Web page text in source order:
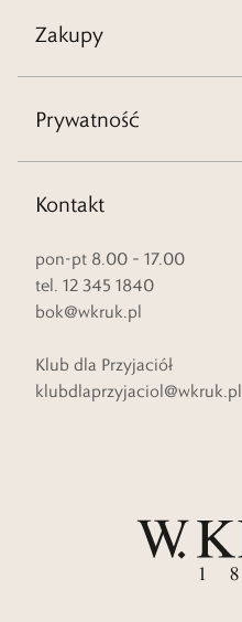
Zakupy
Prywatność
Kontakt
pon-pt 8.00 – 17.00
tel. 12 345 1840
bok@wkruk.pl
Klub dla Przyjaciół
klubdlaprzyjaciol@wkruk.pl